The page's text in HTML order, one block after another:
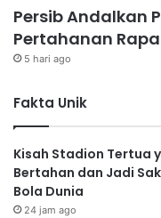
Persib Andalkan
Pertahanan
5 hari ago
Fakta Unik
Kisah Stadion Tertua
Bertahan dan Jadi
Bola Dunia
24 jam ago